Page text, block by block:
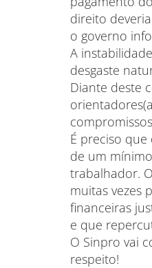
direito
o governo
A
desgaste
Diante deste
É preciso
de um
trabalhador.
muitas vezes
financeiras
e que
O Sinpro vai
respeito!